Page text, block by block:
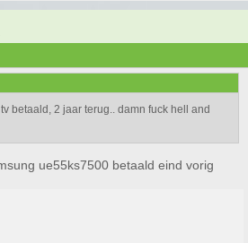
betaald, 2 jaar terug.. damn fuck hell and
ue55ks7500 betaald eind vorig